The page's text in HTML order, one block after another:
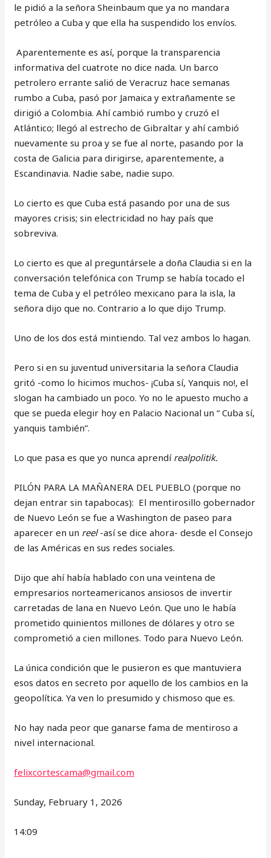
le pidió a la señora Sheinbaum que ya no mandara
petróleo a Cuba y que ella ha suspendido los envíos.
Aparentemente es así, porque la transparencia
informativa del cuatrote no dice nada. Un barco
petrolero errante salió de Veracruz hace semanas
rumbo a Cuba, pasó por Jamaica y extrañamente se
dirigió a Colombia. Ahí cambió rumbo y cruzó el
Atlántico; llegó al estrecho de Gibraltar y ahí cambió
nuevamente su proa y se fue al norte, pasando por la
costa de Galicia para dirigirse, aparentemente, a
Escandinavia. Nadie sabe, nadie supo.
Lo cierto es que Cuba está pasando por una de sus
mayores crisis; sin electricidad no hay país que
sobreviva.
Lo cierto es que al preguntársele a doña Claudia si en la
conversación telefónica con Trump se había tocado el
tema de Cuba y el petróleo mexicano para la isla, la
señora dijo que no. Contrario a lo que dijo Trump.
Uno de los dos está mintiendo. Tal vez ambos lo hagan.
Pero si en su juventud universitaria la señora Claudia
gritó -como lo hicimos muchos- ¡Cuba sí, Yanquis no!, el
slogan ha cambiado un poco. Yo no le apuesto mucho a
que se pueda elegir hoy en Palacio Nacional un “ Cuba sí,
yanquis también”.
Lo que pasa es que yo nunca aprendí realpolitik.
PILÓN PARA LA MAÑANERA DEL PUEBLO (porque no
dejan entrar sin tapabocas): El mentirosillo gobernador
de Nuevo León se fue a Washington de paseo para
aparecer en un reel-así se dice ahora- desde el Consejo
de las Américas en sus redes sociales.
Dijo que ahí había hablado con una veintena de
empresarios norteamericanos ansiosos de invertir
carretadas de lana en Nuevo León. Que uno le había
prometido quinientos millones de dólares y otro se
comprometió a cien millones. Todo para Nuevo León.
La única condición que le pusieron es que mantuviera
esos datos en secreto por aquello de los cambios en la
geopolítica. Ya ven lo presumido y chismoso que es.
No hay nada peor que ganarse fama de mentiroso a
nivel internacional.
felixcortescama@gmail.com
Sunday, February 1, 2026
14:09